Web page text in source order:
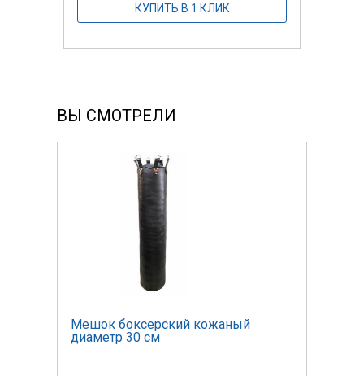
КУПИТЬ В 1 КЛИК
ВЫ СМОТРЕЛИ
Мешок боксерский кожаный
диаметр 30 см